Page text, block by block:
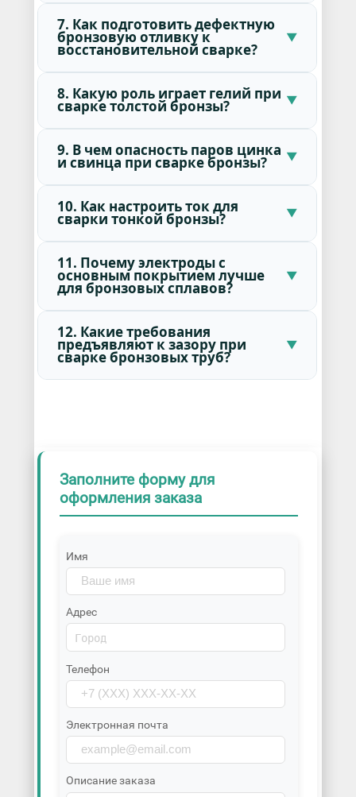
7. Как подготовить дефектную
бронзовую отливку к
восстановительной сварке?
8. Какую роль играет гелий при
сварке толстой бронзы?
9. В чем опасность паров цинка
и свинца при сварке бронзы?
10. Как настроить ток для
сварки тонкой бронзы?
11. Почему электроды с
основным покрытием лучше
для бронзовых сплавов?
12. Какие требования
предъявляют к зазору при
сварке бронзовых труб?
Заполните форму для
оформления заказа
Имя
Адрес
Телефон
Электронная почта
Описание заказа